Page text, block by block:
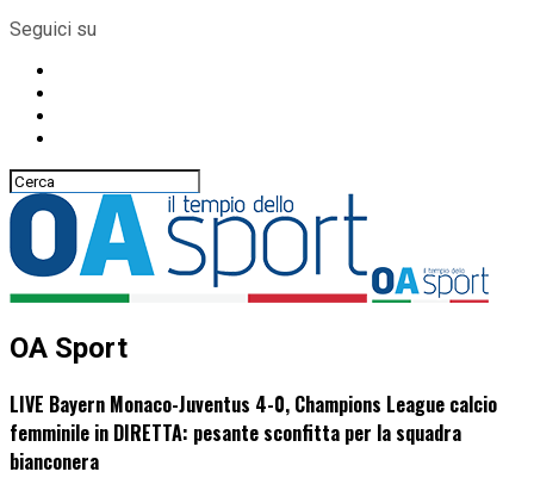
Seguici su
OA Sport
LIVE Bayern Monaco-Juventus 4-0, Champions League calcio
femminile in DIRETTA: pesante sconfitta per la squadra
bianconera